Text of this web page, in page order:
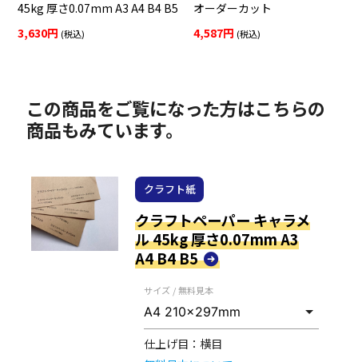
45kg 厚さ0.07mm A3 A4 B4 B5
3,630円 (税込)
オーダーカット
4,587円 (税込)
この商品をご覧になった方はこちらの
商品もみています。
クラフト紙
クラフトペーパー キャラメ
ル 45kg 厚さ0.07mm A3
A4 B4 B5
サイズ / 無料見本
仕上げ目： 横目